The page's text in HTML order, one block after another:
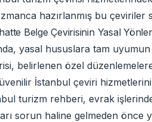
hazırlanmış bu
Belge Çevirisinin Yasal
yasal hususlara tam
belirlenen özel
İstanbul çeviri
turizm rehberi, evrak
sorun haline gelmeden